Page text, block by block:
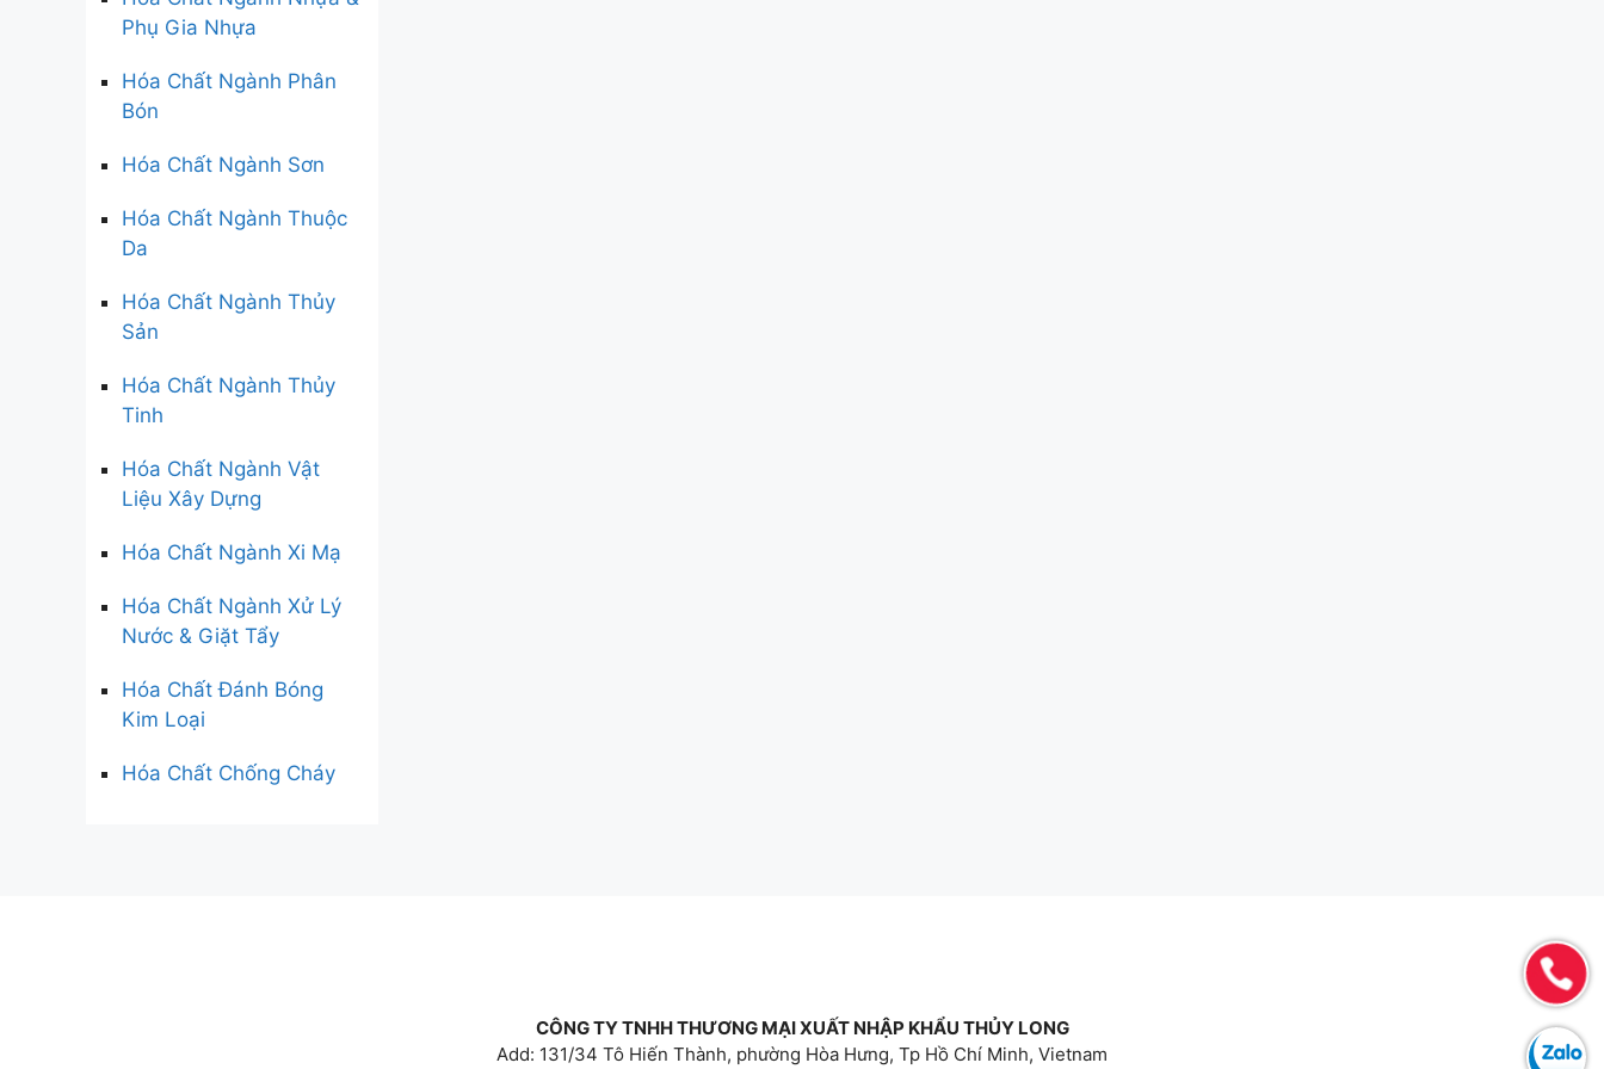
Phụ Gia Nhựa
Hóa Chất Ngành Phân
Bón
Hóa Chất Ngành Sơn
Hóa Chất Ngành Thuộc
Da
Hóa Chất Ngành Thủy
Sản
Hóa Chất Ngành Thủy
Tinh
Hóa Chất Ngành Vật
Liệu Xây Dựng
Hóa Chất Ngành Xi Mạ
Hóa Chất Ngành Xử Lý
Nước & Giặt Tẩy
Hóa Chất Đánh Bóng
Kim Loại
Hóa Chất Chống Cháy
CÔNG TY TNHH THƯƠNG MẠI XUẤT NHẬP KHẨU THỦY LONG
Add: 131/34 Tô Hiến Thành, phường Hòa Hưng, Tp Hồ Chí Minh, Vietnam